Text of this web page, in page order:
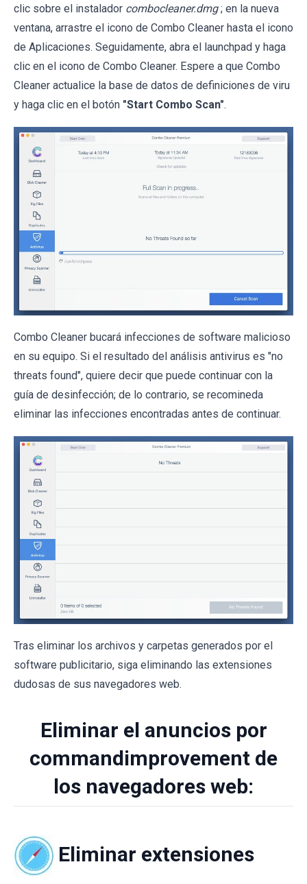
clic sobre el instalador combocleaner.dmg ; en la nueva
ventana, arrastre el icono de Combo Cleaner hasta el icono
de Aplicaciones. Seguidamente, abra el launchpad y haga
clic en el icono de Combo Cleaner. Espere a que Combo
Cleaner actualice la base de datos de definiciones de viru
y haga clic en el botón "Start Combo Scan".
Combo Cleaner bucará infecciones de software malicioso
en su equipo. Si el resultado del análisis antivirus es "no
threats found", quiere decir que puede continuar con la
guía de desinfección; de lo contrario, se recomineda
eliminar las infecciones encontradas antes de continuar.
Tras eliminar los archivos y carpetas generados por el
software publicitario, siga eliminando las extensiones
dudosas de sus navegadores web.
Eliminar el anuncios por
commandimprovement de
los navegadores web:
Eliminar extensiones